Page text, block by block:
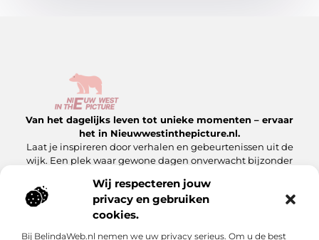
Wij respecteren jouw
privacy en gebruiken
cookies.
Bij BelindaWeb.nl nemen we uw privacy serieus. Om u de best
Van het dagelijks leven tot unieke momenten – ervaar
het in Nieuwwestinthepicture.nl.
Laat je inspireren door verhalen en gebeurtenissen uit de
wijk. Een plek waar gewone dagen onverwacht bijzonder
Onze informatie